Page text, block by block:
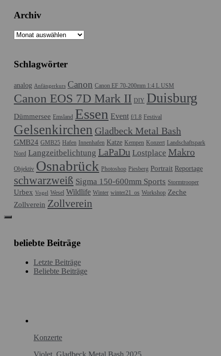
Archiv
Archiv
Schlagwörter
analog Anfängerkurs Canon Canon EF 70-200mm 1:4 L USM
Canon EOS 7D Mark II DIY Duisburg
Dümmersee Emsland Essen Event f/1.8 Festival
Gelsenkirchen Gladbeck Metal Bash
GMB24 GMB25 Hafen Innenhafen Katze Kempen Konzert Landschaftspark
Nord Langzeitbelichtung LaPaDu Lostplace Makro
Objektiv Osnabrück Photoshop Piesberg Portrait Reportage
schwarzweiß Sigma 150-600mm Sports Stormtrooper
Urbex Vogel Wesel Wildlife Winter winter21_os Workshop Zeche
Zollverein Zollverein
beliebte Beiträge
Letzte Beiträge
Beliebte Beiträge
Konzerte
Violet, Gladbeck Metal Bash 2025